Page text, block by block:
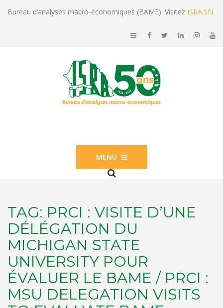
Bureau d’analyses macro-économiques (BAME). Visitez ISRA.SN
MENU
TAG: PRCI : VISITE D’UNE
DÉLÉGATION DU
MICHIGAN STATE
UNIVERSITY POUR
ÉVALUER LE BAME / PRCI :
MSU DELEGATION VISITS